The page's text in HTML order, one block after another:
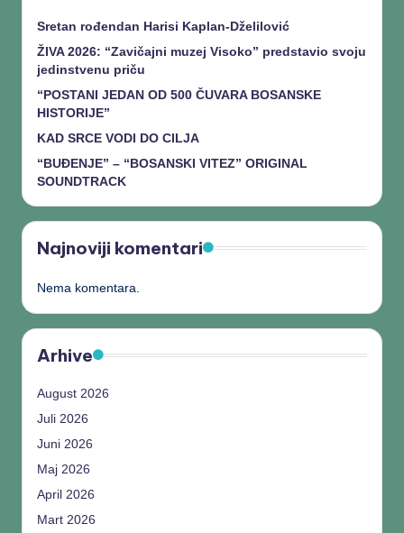
Sretan rođendan Harisi Kaplan-Dželilović
ŽIVA 2026: “Zavičajni muzej Visoko” predstavio svoju
jedinstvenu priču
“POSTANI JEDAN OD 500 ČUVARA BOSANSKE
HISTORIJE”
KAD SRCE VODI DO CILJA
“BUĐENJE” – “BOSANSKI VITEZ” ORIGINAL
SOUNDTRACK
Najnoviji komentari
Nema komentara.
Arhive
August 2026
Juli 2026
Juni 2026
Maj 2026
April 2026
Mart 2026